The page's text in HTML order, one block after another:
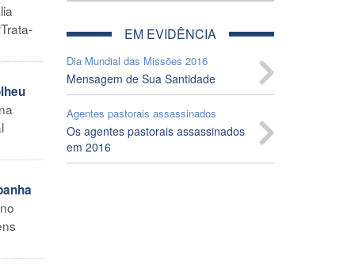
EM EVIDÊNCIA
Dia Mundial das Missões 2016
Mensagem de Sua Santidade
Agentes pastorais assassinados
Os agentes pastorais assassinados
em 2016